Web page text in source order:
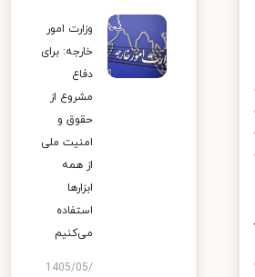
وزارت امور
خارجه: برای
دفاع
مشروع از
حقوق و
امنیت ملی
از همه
ابزارها
استفاده
می‌کنیم
1405/05/